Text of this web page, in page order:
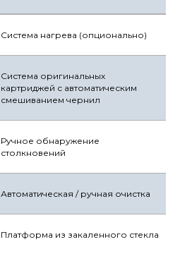
Система нагрева (опционально)
Система оригинальных
картриджей с автоматическим
смешиванием чернил
Ручное обнаружение
столкновений
Автоматическая / ручная очистка
Платформа из закаленного стекла